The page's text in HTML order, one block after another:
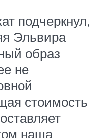
подчеркнул,
Эльвира
образ
не
стоимость
наша